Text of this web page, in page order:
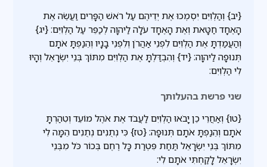
{יב} וְהַלְוִיִּם יִסְמְכוּ אֶת יְדֵיהֶם עַל רֹאשׁ הַפָּרִים וַעֲשֵׂה אֶת
הָאֶחָד חַטָּאת וְאֶת הָאֶחָד עֹלָה לַיהוָה לְכַפֵּר עַל הַלְוִיִּם: {יג}
וְהַעֲמַדְתָּ אֶת הַלְוִיִּם לִפְנֵי אַהֲרֹן וְלִפְנֵי בָנָיו וְהֵנַפְתָּ אֹתָם
תְּנוּפָה לַיהוָה: {יד} וְהִבְדַּלְתָּ אֶת הַלְוִיִּם מִתּוֹךְ בְּנֵי יִשְׂרָאֵל וְהָיוּ
לִי הַלְוִיִּם:
שני פרשת בהעלותך
{טו} וְאַחֲרֵי כֵן יָבֹאוּ הַלְוִיִּם לַעֲבֹד אֶת אֹהֶל מוֹעֵד וְטִהַרְתָּ
אֹתָם וְהֵנַפְתָּ אֹתָם תְּנוּפָה: {טז} כִּי נְתֻנִים נְתֻנִים הֵמָּה לִי
מִתּוֹךְ בְּנֵי יִשְׂרָאֵל תַּחַת פִּטְרַת כָּל רֶחֶם בְּכוֹר כֹּל מִבְּנֵי
יִשְׂרָאֵל לָקַחְתִּי אֹתָם לִי: